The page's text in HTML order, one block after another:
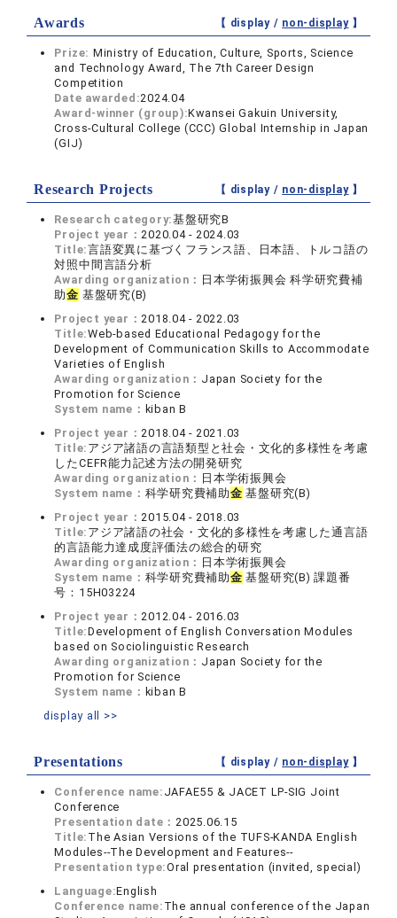
Awards 【 display / non-display】
Prize: Ministry of Education, Culture, Sports, Science
and Technology Award, The 7th Career Design
Competition
Date awarded:2024.04
Award-winner (group):Kwansei Gakuin University,
Cross-Cultural College (CCC) Global Internship in Japan
(GIJ)
Research Projects 【 display / non-display】
Research category:基盤研究B
Project year： 2020.04 - 2024.03
Title:言語変異に基づくフランス語、日本語、トルコ語の
対照中間言語分析
Awarding organization： 日本学術振興会 科学研究費補
助金 基盤研究(B)
Project year： 2018.04 - 2022.03
Title:Web-based Educational Pedagogy for the
Development of Communication Skills to Accommodate
Varieties of English
Awarding organization： Japan Society for the
Promotion for Science
System name： kiban B
Project year： 2018.04 - 2021.03
Title: アジア諸語の言語類型と社会・文化的多様性を考慮
したCEFR能力記述方法の開発研究
Awarding organization： 日本学術振興会
System name： 科学研究費補助金 基盤研究(B)
Project year： 2015.04 - 2018.03
Title: アジア諸語の社会・文化的多様性を考慮した通言語
的言語能力達成度評価法の総合的研究
Awarding organization： 日本学術振興会
System name： 科学研究費補助金 基盤研究(B) 課題番
号：15H03224
Project year： 2012.04 - 2016.03
Title:Development of English Conversation Modules
based on Sociolinguistic Research
Awarding organization： Japan Society for the
Promotion for Science
System name： kiban B
display all >>
Presentations 【 display / non-display】
Conference name: JAFAE55 & JACET LP-SIG Joint
Conference
Presentation date： 2025.06.15
Title: The Asian Versions of the TUFS-KANDA English
Modules--The Development and Features--
Presentation type:Oral presentation (invited, special)
Language:English
Conference name: The annual conference of the Japan